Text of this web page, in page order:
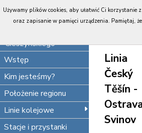
Portal
Koleje
Cieszyńskiego
Wstęp
Kim jesteśmy?
Położenie regionu
Linie kolejowe
Stacje i przystanki
Linia
Český
Těšín -
Svinov
Używamy plików cookies, aby ułatwić Ci korzystanie
oraz zapisanie w pamięci urządzenia. Pamiętaj,